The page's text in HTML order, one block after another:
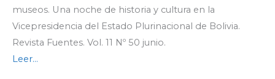
museos. Una noche de historia y cultura en la
Vicepresidencia del Estado Plurinacional de Bolivia.
Revista Fuentes. Vol. 11 Nº 50 junio.
Leer…